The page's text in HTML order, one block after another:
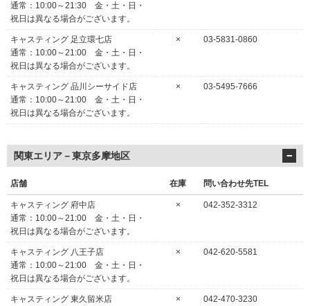
通常：10:00～21:30 金・土・日・
祝日は異なる場合がございます。
キャスティング 足立環七店
通常：10:00～21:00 金・土・日・
祝日は異なる場合がございます。
× 03-5831-0860
キャスティング 品川シーサイド店
通常：10:00～21:00 金・土・日・
祝日は異なる場合がございます。
× 03-5495-7666
関東エリア－東京多摩地区
店舗 在庫 問い合わせ先TEL
キャスティング 府中店
通常：10:00～21:00 金・土・日・
祝日は異なる場合がございます。
× 042-352-3312
キャスティング 八王子店
通常：10:00～21:00 金・土・日・
祝日は異なる場合がございます。
× 042-620-5581
キャスティング 東久留米店
× 042-470-3230